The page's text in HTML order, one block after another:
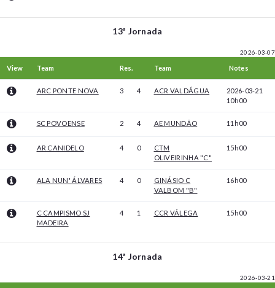
13ª Jornada
2026-03-07
View Team Res. Team Notes
ARC PONTE NOVA 3 4 ACR VALDÁGUA
2026-03-21
10h00
SC POVOENSE 2 4 AE MUNDÃO 11h00
AR CANIDELO 4 0
CTM
OLIVEIRINHA "C"
15h00
ALA NUN' ÁLVARES 4 0
GINÁSIO C
VALBOM "B"
16h00
C CAMPISMO SJ
MADEIRA
4 1 CCR VÁLEGA 15h00
14ª Jornada
2026-03-21